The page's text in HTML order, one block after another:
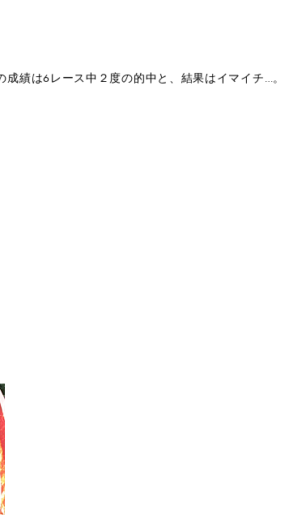
績は6レース中２度の的中と、結果はイマイチ…。